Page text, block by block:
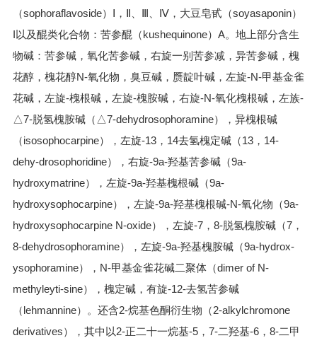
（sophoraflavoside）Ⅰ，Ⅱ、Ⅲ、Ⅳ，大豆皂甙（soyasaponin）
I以及醌类化合物：苦参醌（kushequinone）A。地上部分含生
物碱：苦参碱，氧化苦参碱，右旋一别苦参减，异苦参碱，槐
花醇，槐花醇N-氧化物，臭豆碱，赝靛叶碱，左旋-N-甲基金雀
花碱，左旋-槐根碱，左旋-槐胺碱，右旋-N-氧化槐根碱，左族-
△7-脱氢槐胺碱（△7-dehydrosophoramine），异槐根碱
（isosophocarpine），左旋-13，14去氢槐定碱（13，14-
dehy-drosophoridine），右旋-9a-羟基苦参碱（9a-
hydroxymatrine），左旋-9a-羟基槐根碱（9a-
hydroxysophocarpine），左旋-9a-羟基槐根碱-N-氧化物（9a-
hydroxysophocarpine N-oxide），左旋-7，8-脱氢槐胺碱（7，
8-dehydrosophoramine），左旋-9a-羟基槐胺碱（9a-hydrox-
ysophoramine），N-甲基金雀花碱二聚体（dimer of N-
methyleyti-sine），槐定碱，有旋-12-去氢苦参碱
（lehmannine）。还含2-烷基色酮衍生物（2-alkylchromone
derivatives），其中以2-正二十一烷基-5，7-二羟基-6，8-二甲